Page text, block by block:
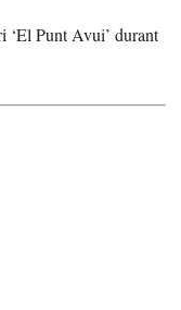
‘El Punt Avui’ durant